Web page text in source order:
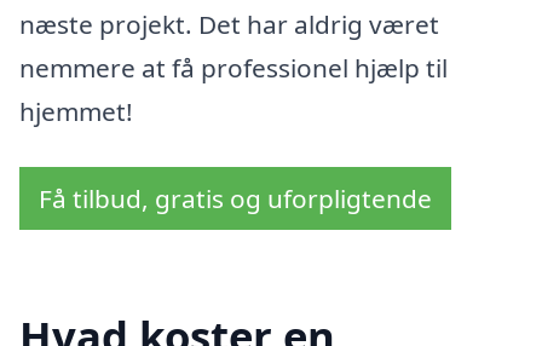
næste projekt. Det har aldrig været
nemmere at få professionel hjælp til
hjemmet!
Få tilbud, gratis og uforpligtende